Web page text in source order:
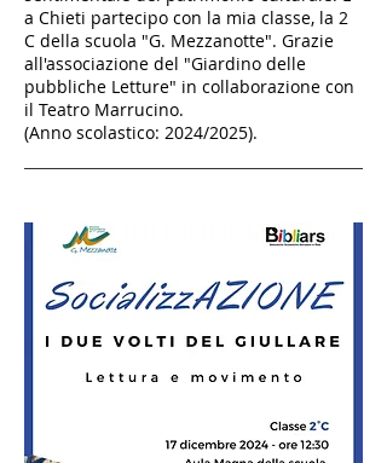
a Chieti partecipo con la mia classe, la 2
C della scuola "G. Mezzanotte". Grazie
all'associazione del "Giardino delle
pubbliche Letture" in collaborazione con
il Teatro Marrucino.
(Anno scolastico: 2024/2025).